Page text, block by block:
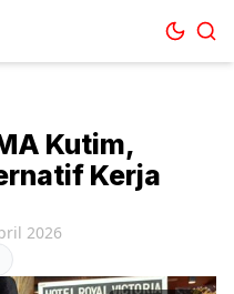
Kutim,
Kerja
2026